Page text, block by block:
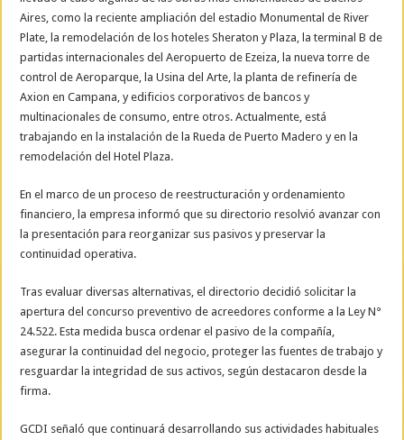
Aires, como la reciente ampliación del estadio Monumental de River
Plate, la remodelación de los hoteles Sheraton y Plaza, la terminal B de
partidas internacionales del Aeropuerto de Ezeiza, la nueva torre de
control de Aeroparque, la Usina del Arte, la planta de refinería de
Axion en Campana, y edificios corporativos de bancos y
multinacionales de consumo, entre otros. Actualmente, está
trabajando en la instalación de la Rueda de Puerto Madero y en la
remodelación del Hotel Plaza.
En el marco de un proceso de reestructuración y ordenamiento
financiero, la empresa informó que su directorio resolvió avanzar con
la presentación para reorganizar sus pasivos y preservar la
continuidad operativa.
Tras evaluar diversas alternativas, el directorio decidió solicitar la
apertura del concurso preventivo de acreedores conforme a la Ley N°
24.522. Esta medida busca ordenar el pasivo de la compañía,
asegurar la continuidad del negocio, proteger las fuentes de trabajo y
resguardar la integridad de sus activos, según destacaron desde la
firma.
GCDI señaló que continuará desarrollando sus actividades habituales